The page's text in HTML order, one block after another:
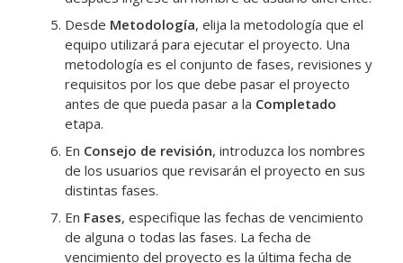
Desde Metodología, elija la metodología que el
equipo utilizará para ejecutar el proyecto. Una
metodología es el conjunto de fases, revisiones y
requisitos por los que debe pasar el proyecto
antes de que pueda pasar a la Completado
etapa.
En Consejo de revisión, introduzca los nombres
de los usuarios que revisarán el proyecto en sus
distintas fases.
En Fases, especifique las fechas de vencimiento
de alguna o todas las fases. La fecha de
vencimiento del proyecto es la última fecha de